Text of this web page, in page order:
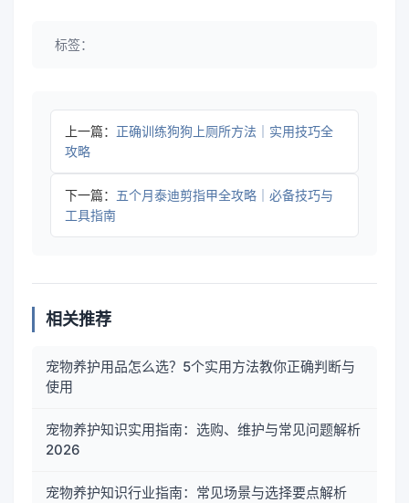
标签：
上一篇： 正确训练狗狗上厕所方法｜实用技巧全
攻略
下一篇： 五个月泰迪剪指甲全攻略｜必备技巧与
工具指南
相关推荐
宠物养护用品怎么选？5个实用方法教你正确判断与
使用
宠物养护知识实用指南：选购、维护与常见问题解析
2026
宠物养护知识行业指南：常见场景与选择要点解析